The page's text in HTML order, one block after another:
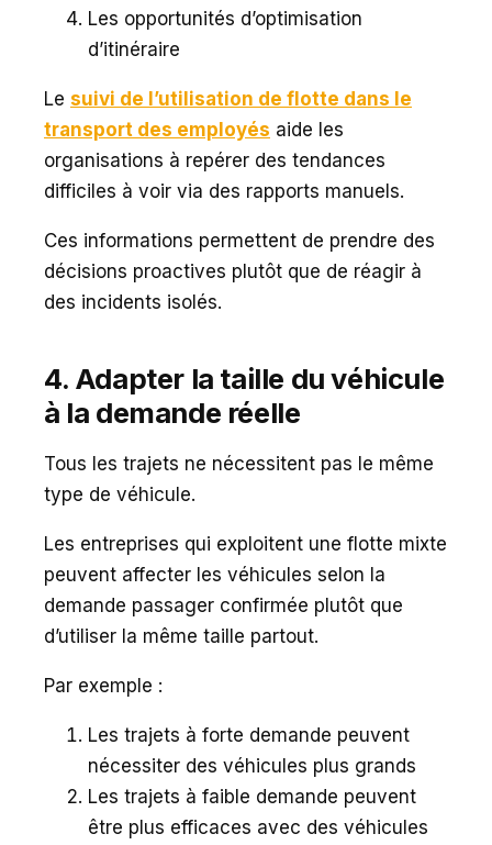
Les opportunités d’optimisation
d’itinéraire
Le suivi de l’utilisation de flotte dans le
transport des employés aide les
organisations à repérer des tendances
difficiles à voir via des rapports manuels.
Ces informations permettent de prendre des
décisions proactives plutôt que de réagir à
des incidents isolés.
4. Adapter la taille du véhicule
à la demande réelle
Tous les trajets ne nécessitent pas le même
type de véhicule.
Les entreprises qui exploitent une flotte mixte
peuvent affecter les véhicules selon la
demande passager confirmée plutôt que
d’utiliser la même taille partout.
Par exemple :
Les trajets à forte demande peuvent
nécessiter des véhicules plus grands
Les trajets à faible demande peuvent
être plus efficaces avec des véhicules